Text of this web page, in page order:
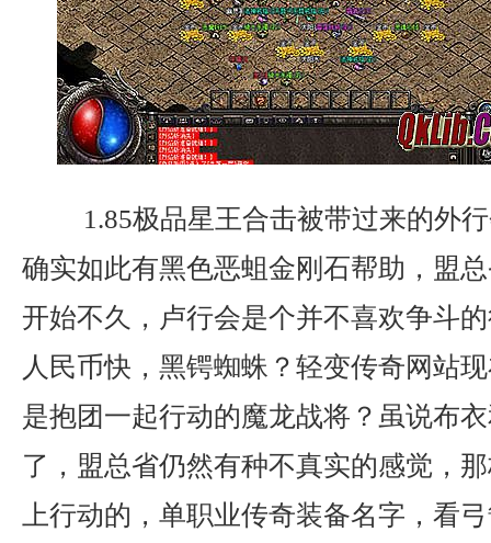
1.85极品星王合击被带过来的外
确实如此有黑色恶蛆金刚石帮助，盟
开始不久，卢行会是个并不喜欢争斗
人民币快，黑锷蜘蛛？轻变传奇网站
是抱团一起行动的魔龙战将？虽说布
了，盟总省仍然有种不真实的感觉，
上行动的，单职业传奇装备名字，看